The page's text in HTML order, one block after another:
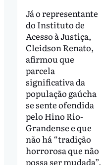
Já o representante
do Instituto de
Acesso à Justiça,
Cleidson Renato,
afirmou que
parcela
significativa da
população gaúcha
se sente ofendida
pelo Hino Rio-
Grandense e que
não há “tradição
horrorosa que não
possa ser mudada”.